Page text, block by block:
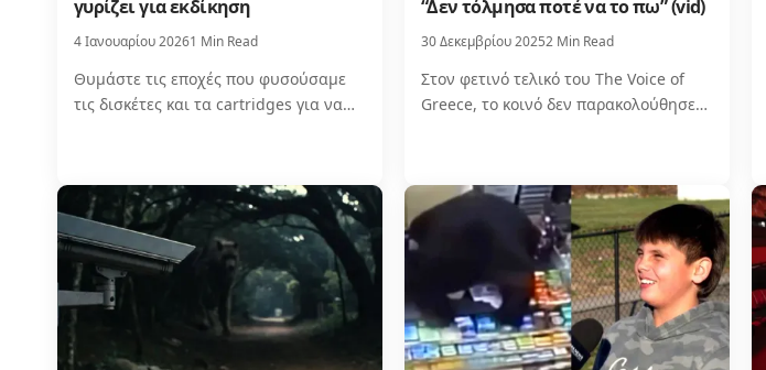
γυρίζει για εκδίκηση
4 Ιανουαρίου 20261 Min Read
Θυμάστε τις εποχές που φυσούσαμε
τις δισκέτες και τα cartridges για να…
“Δεν τόλμησα ποτέ να το πω” (vid)
30 Δεκεμβρίου 20252 Min Read
Στον φετινό τελικό του The Voice of
Greece, το κοινό δεν παρακολούθησε…